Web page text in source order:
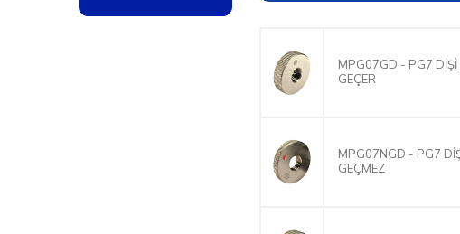
MPG07GD - PG7 DİŞİ
GEÇER
MPG07NGD - PG7
GEÇMEZ